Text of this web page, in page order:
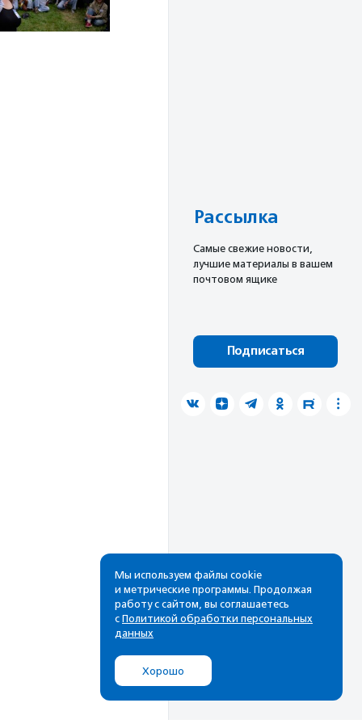
Рассылка
Cамые свежие новости,
лучшие материалы в вашем
почтовом ящике
Подписаться
Мы используем файлы cookie
и метрические программы. Продолжая
работу с сайтом, вы соглашаетесь
с Политикой обработки персональных
данных
Хорошо